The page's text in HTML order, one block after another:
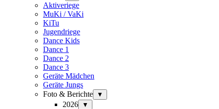
Aktiveriege
MuKi / VaKi
KiTu
Jugendriege
Dance Kids
Dance 1
Dance 2
Dance 3
Geräte Mädchen
Geräte Jungs
Foto & Berichte
▼
2026 ▼